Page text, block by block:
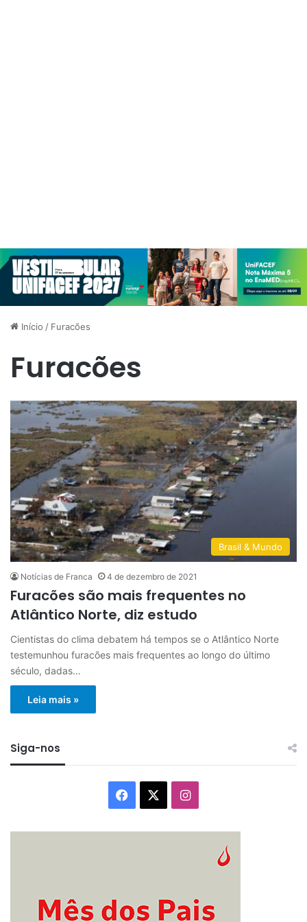
Início / Furacões
Furacões
Brasil & Mundo
Notícias de Franca 4 de dezembro de 2021
Furacões são mais frequentes no
Atlântico Norte, diz estudo
Cientistas do clima debatem há tempos se o Atlântico Norte
testemunhou furacões mais frequentes ao longo do último
século, dadas…
Leia mais »
Siga-nos
Facebook Instagram